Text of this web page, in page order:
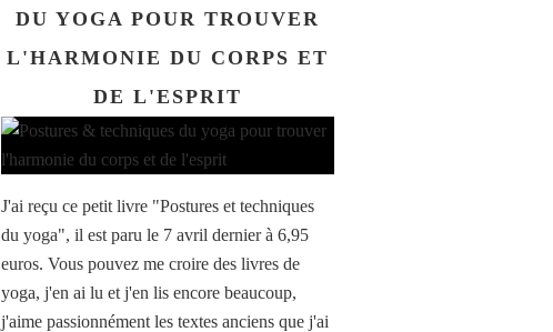
DU YOGA POUR TROUVER
L'HARMONIE DU CORPS ET
DE L'ESPRIT
J'ai reçu ce petit livre "Postures et techniques
du yoga", il est paru le 7 avril dernier à 6,95
euros. Vous pouvez me croire des livres de
yoga, j'en ai lu et j'en lis encore beaucoup,
j'aime passionnément les textes anciens que j'ai